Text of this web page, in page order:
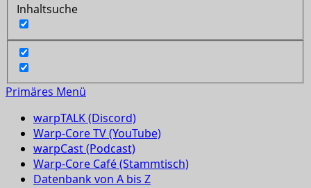
Inhaltsuche
Primäres Menü
warpTALK (Discord)
Warp-Core TV (YouTube)
warpCast (Podcast)
Warp-Core Café (Stammtisch)
Datenbank von A bis Z